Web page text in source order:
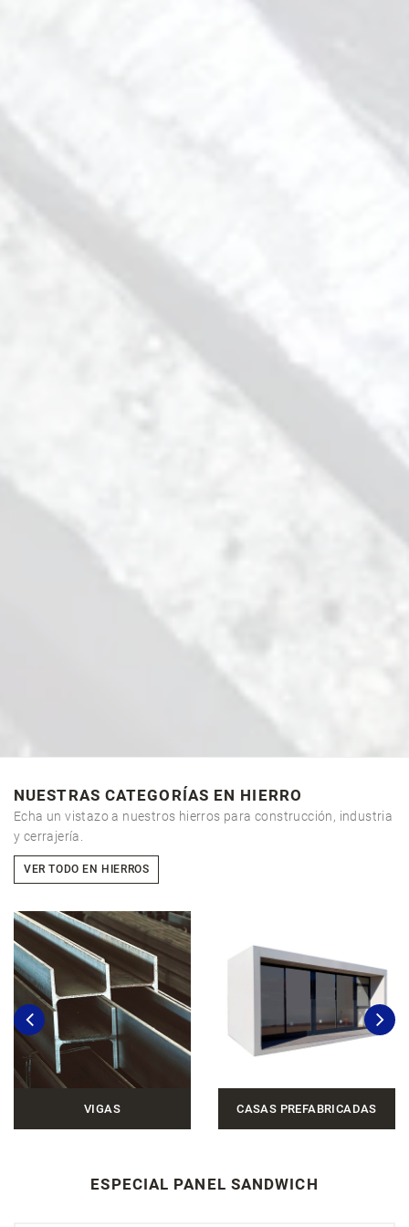
NUESTRAS CATEGORÍAS EN HIERRO
Echa un vistazo a nuestros hierros para construcción, industria
y cerrajería.
VER TODO EN HIERROS
VIGAS CASAS PREFABRICADAS
ESPECIAL PANEL SANDWICH